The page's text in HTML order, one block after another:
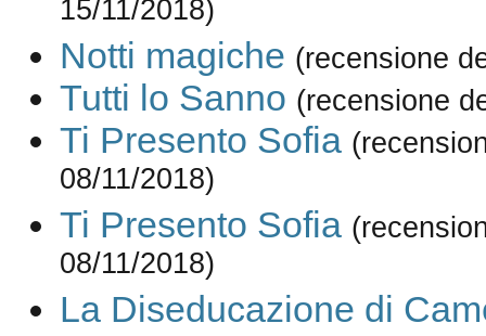
15/11/2018)
Notti magiche (recensione
Tutti lo Sanno (recensione
Ti Presento Sofia
08/11/2018)
Ti Presento Sofia
08/11/2018)
La Diseducazione di